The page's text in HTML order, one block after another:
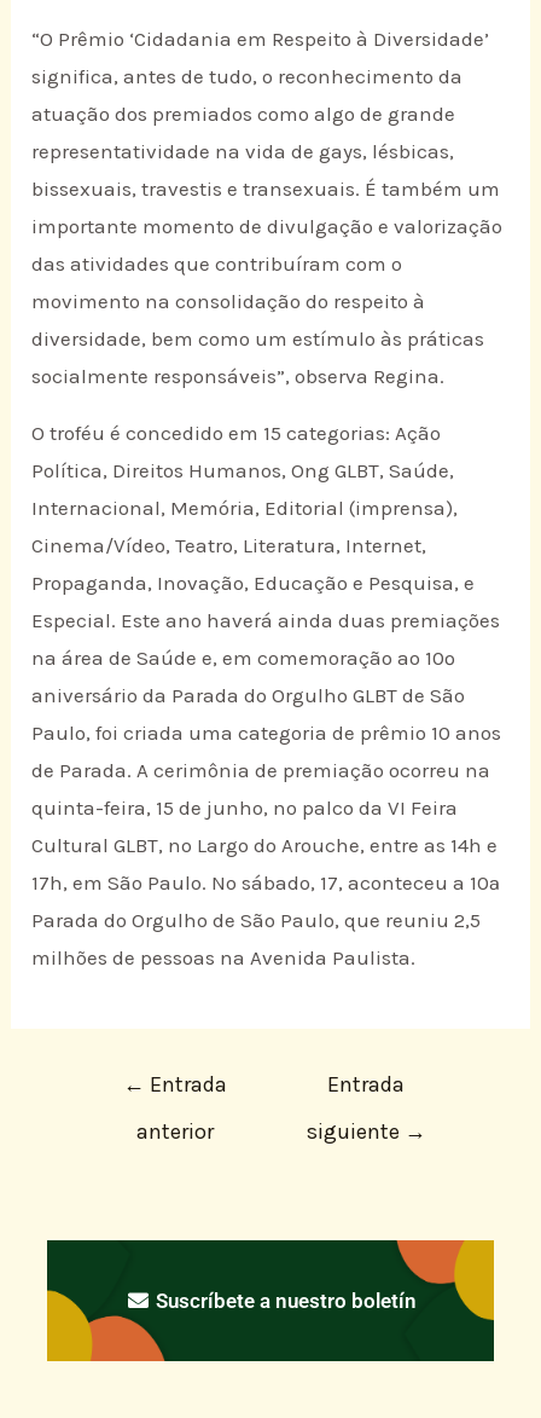
“O Prêmio ‘Cidadania em Respeito à Diversidade’
significa, antes de tudo, o reconhecimento da
atuação dos premiados como algo de grande
representatividade na vida de gays, lésbicas,
bissexuais, travestis e transexuais. É também um
importante momento de divulgação e valorização
das atividades que contribuíram com o
movimento na consolidação do respeito à
diversidade, bem como um estímulo às práticas
socialmente responsáveis”, observa Regina.
O troféu é concedido em 15 categorias: Ação
Política, Direitos Humanos, Ong GLBT, Saúde,
Internacional, Memória, Editorial (imprensa),
Cinema/Vídeo, Teatro, Literatura, Internet,
Propaganda, Inovação, Educação e Pesquisa, e
Especial. Este ano haverá ainda duas premiações
na área de Saúde e, em comemoração ao 10º
aniversário da Parada do Orgulho GLBT de São
Paulo, foi criada uma categoria de prêmio 10 anos
de Parada. A cerimônia de premiação ocorreu na
quinta-feira, 15 de junho, no palco da VI Feira
Cultural GLBT, no Largo do Arouche, entre as 14h e
17h, em São Paulo. No sábado, 17, aconteceu a 10ª
Parada do Orgulho de São Paulo, que reuniu 2,5
milhões de pessoas na Avenida Paulista.
← Entrada
anterior
Entrada
siguiente →
Suscríbete a nuestro boletín